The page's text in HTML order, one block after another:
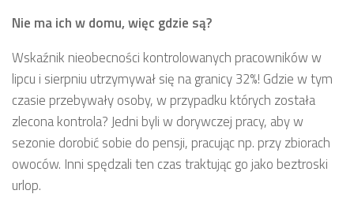
Nie ma ich w domu, więc gdzie są?
Wskaźnik nieobecności kontrolowanych pracowników w
lipcu i sierpniu utrzymywał się na granicy 32%! Gdzie w tym
czasie przebywały osoby, w przypadku których została
zlecona kontrola? Jedni byli w dorywczej pracy, aby w
sezonie dorobić sobie do pensji, pracując np. przy zbiorach
owoców. Inni spędzali ten czas traktując go jako beztroski
urlop.